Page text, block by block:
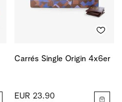
Carrés Single Origin 4x6er
EUR 23.90